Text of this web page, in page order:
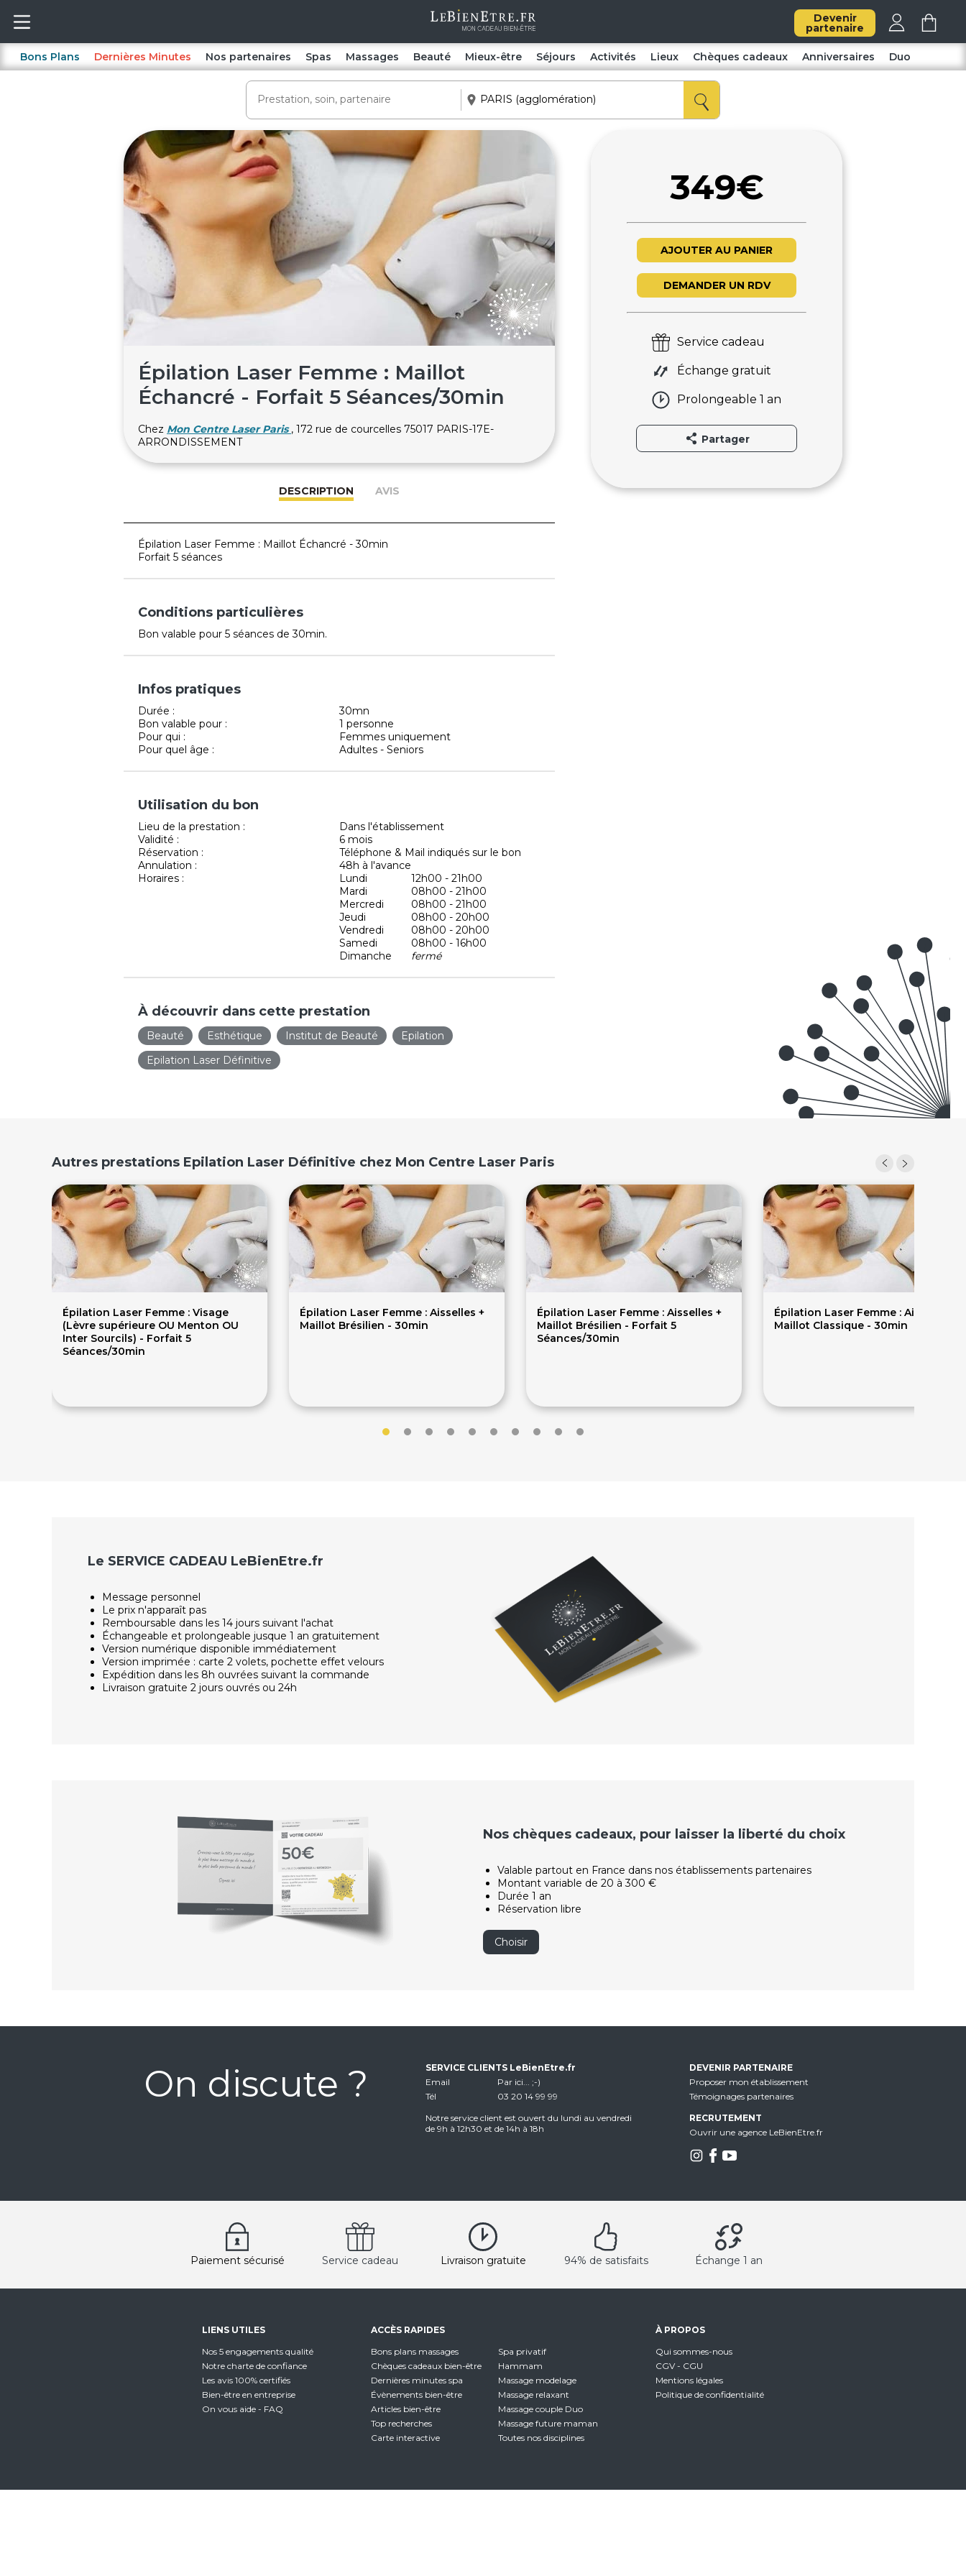
Devenir
partenaire
Bons Plans Dernières Minutes Nos partenaires Spas Massages Beauté Mieux-être Séjours Activités Lieux Chèques cadeaux Anniversaires Duo
Épilation Laser Femme : Maillot
Échancré - Forfait 5 Séances/30min
Chez Mon Centre Laser Paris , 172 rue de courcelles 75017 PARIS-17E-
ARRONDISSEMENT
DESCRIPTION AVIS
Épilation Laser Femme : Maillot Échancré - 30min
Forfait 5 séances
Conditions particulières
Bon valable pour 5 séances de 30min.
Infos pratiques
Durée :
30mn
Bon valable pour :
1 personne
Pour qui :
Femmes uniquement
Pour quel âge :
Adultes - Seniors
Utilisation du bon
Lieu de la prestation :
Dans l'établissement
Validité :
6 mois
Réservation :
Téléphone & Mail indiqués sur le bon
Annulation :
48h à l'avance
Horaires :
Lundi
12h00 - 21h00
Mardi
08h00 - 21h00
Mercredi
08h00 - 21h00
Jeudi
08h00 - 20h00
Vendredi
08h00 - 20h00
Samedi
08h00 - 16h00
Dimanche
fermé
À découvrir dans cette prestation
Beauté Esthétique Institut de Beauté
Epilation
Epilation Laser Définitive
349€
AJOUTER AU PANIER
DEMANDER UN RDV
Service cadeau
Échange gratuit
Prolongeable 1 an
Partager
Autres prestations Epilation Laser Définitive chez Mon Centre Laser Paris
Épilation Laser Femme : Visage
(Lèvre supérieure OU Menton OU
Inter Sourcils) - Forfait 5
Séances/30min
Épilation Laser Femme : Aisselles +
Maillot Brésilien - 30min
Épilation Laser Femme : Aisselles +
Maillot Brésilien - Forfait 5
Séances/30min
Épilation Laser Femme : Aisselles +
Maillot Classique - 30min
Le SERVICE CADEAU LeBienEtre.fr
Message personnel
Le prix n'apparaît pas
Remboursable dans les 14 jours suivant l'achat
Échangeable et prolongeable jusque 1 an gratuitement
Version numérique disponible immédiatement
Version imprimée : carte 2 volets, pochette effet velours
Expédition dans les 8h ouvrées suivant la commande
Livraison gratuite 2 jours ouvrés ou 24h
Nos chèques cadeaux, pour laisser la liberté du choix
Valable partout en France dans nos établissements partenaires
Montant variable de 20 à 300 €
Durée 1 an
Réservation libre
Choisir
On discute ?
SERVICE CLIENTS LeBienEtre.fr
Email
Par ici... ;-)
Tél
03 20 14 99 99
Notre service client est ouvert du lundi au vendredi
de 9h à 12h30 et de 14h à 18h
DEVENIR PARTENAIRE
Proposer mon établissement
Témoignages partenaires
RECRUTEMENT
Ouvrir une agence LeBienEtre.fr
Paiement sécurisé Service cadeau Livraison gratuite 94% de satisfaits Échange 1 an
LIENS UTILES
Nos 5 engagements qualité
Notre charte de confiance
Les avis 100% certifiés
Bien-être en entreprise
On vous aide - FAQ
ACCÈS RAPIDES
Bons plans massages
Chèques cadeaux bien-être
Dernières minutes spa
Évènements bien-être
Articles bien-être
Top recherches
Carte interactive
Spa privatif
Hammam
Massage modelage
Massage relaxant
Massage couple Duo
Massage future maman
Toutes nos disciplines
À PROPOS
Qui sommes-nous
CGV - CGU
Mentions légales
Politique de confidentialité